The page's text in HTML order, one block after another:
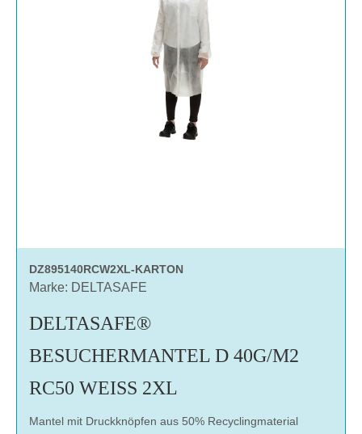
DZ895140RCW2XL-KARTON
Marke: DELTASAFE
DELTASAFE®
BESUCHERMANTEL D 40G/M2
RC50 WEISS 2XL
Mantel mit Druckknöpfen aus 50% Recyclingmaterial